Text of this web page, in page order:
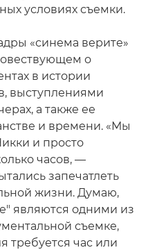
условиях съемки.
«синема верите»
о
в истории
выступлениями
а также ее
и времени. «Мы
и просто
часов, —
запечатлеть
жизни. Думаю,
являются одними из
съемке,
требуется час или